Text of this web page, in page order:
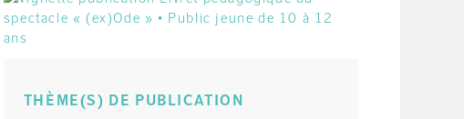
THÈME(S) DE PUBLICATION